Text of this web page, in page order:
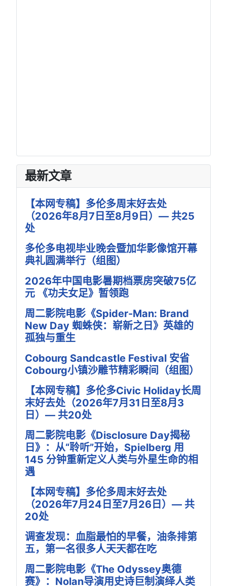
最新文章
【本网专稿】多伦多周末好去处
（2026年8月7日至8月9日）— 共25
处
多伦多电视毕业晚会暨加华影像馆开幕
典礼圆满举行（组图）
2026年中国电影暑期档票房突破75亿
元 《功夫女足》暂领跑
周二影院电影《Spider-Man: Brand
New Day 蜘蛛侠：崭新之日》英雄的
孤独与重生
Cobourg Sandcastle Festival 安省
Cobourg小镇沙雕节精彩瞬间（组图）
【本网专稿】多伦多Civic Holiday长周
末好去处（2026年7月31日至8月3
日）— 共20处
周二影院电影《Disclosure Day揭秘
日》：从“聆听”开始，Spielberg 用
145 分钟重新定义人类与外星生命的相
遇
【本网专稿】多伦多周末好去处
（2026年7月24日至7月26日）— 共
20处
调查发现：血脂最怕的早餐，油条排第
五，第一名很多人天天都在吃
周二影院电影《The Odyssey奥德
赛》：Nolan导演用史诗巨制演绎人类